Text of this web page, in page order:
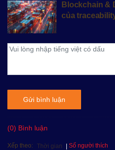
Blockchain &
của
Gửi bình luận
(0) Bình luận
Xếp theo: Thời gian Số người thích